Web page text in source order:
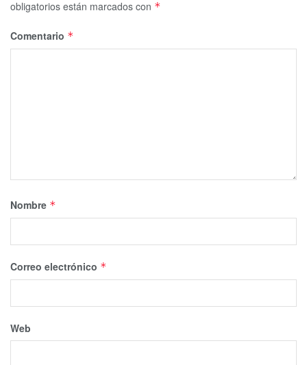
obligatorios están marcados con *
Comentario *
Nombre *
Correo electrónico *
Web